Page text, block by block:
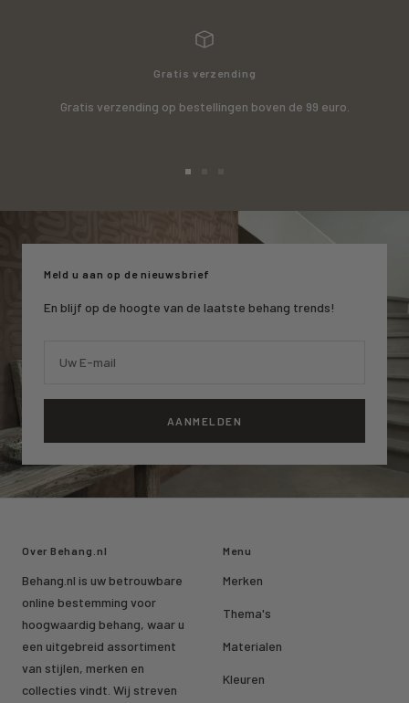
Gratis verzending
Gratis verzending op bestellingen boven de 99 euro.
1
2
slide
3
Meld u aan op de nieuwsbrief
En blijf op de hoogte van de laatste behang trends!
Uw E-mail
AANMELDEN
Over Behang.nl
Behang.nl is uw betrouwbare
online bestemming voor
hoogwaardig behang, waar u
een uitgebreid assortiment
van stijlen, merken en
collecties vindt. Wij streven
Menu
Merken
Thema's
Materialen
Kleuren